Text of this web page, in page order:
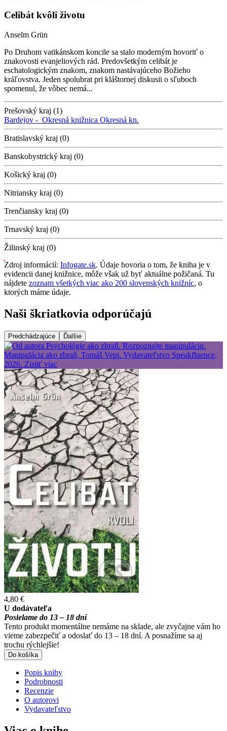
Celibát kvôli životu
Anselm Grün
Po Druhom vatikánskom koncile sa stalo moderným hovoriť o
znakovosti evanjeliových rád. Predovšetkým celibát je
eschatologickým znakom, znakom nastávajúceho Božieho
kráľovstva. Jeden spolubrat pri kláštornej diskusii o sľuboch
spomenul, že vôbec nemá...
Prešovský kraj (1)
Bardejov - Okresná knižnica Okresná kn.
Bratislavský kraj (0)
Banskobystrický kraj (0)
Košický kraj (0)
Nitriansky kraj (0)
Trenčiansky kraj (0)
Trnavský kraj (0)
Žilinský kraj (0)
Zdroj informácií: Infogate.sk. Údaje hovoria o tom, že kniha je v
evidencii danej knižnice, môže však už byť aktuálne požičaná. Tu
nájdete zoznam všetkých viac ako 200 slovenských knižníc, o
ktorých máme údaje.
Naši škriatkovia odporúčajú
Predchádzajúce Ďalšie
4,80 €
U dodávateľa
Posielame do 13 – 18 dní
Tento produkt momentálne nemáme na sklade, ale zvyčajne vám ho
vieme zabezpečiť a odoslať do 13 – 18 dní. A posnažíme sa aj
trochu rýchlejšie!
Do košíka
Popis knihy
Podrobnosti
Recenzie
O autorovi
Vydavateľstvo